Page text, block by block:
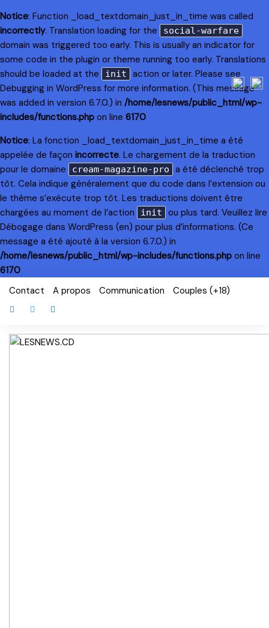
Notice: Function _load_textdomain_just_in_time was called
incorrectly. Translation loading for the social-warfare
domain was triggered too early. This is usually an indicator for
some code in the plugin or theme running too early. Translations
should be loaded at the
init
action or later. Please see
Debugging in WordPress for more information. (This message
was added in version 6.7.0.) in /home/lesnews/public_html/wp-
includes/functions.php on line 6170
Notice: La fonction _load_textdomain_just_in_time a été
appelée de façon incorrecte. Le chargement de la traduction
pour le domaine
cream-magazine-pro
a été déclenché trop
tôt. Cela indique généralement que du code dans l’extension ou
le thème s’exécute trop tôt. Les traductions doivent être
chargées au moment de l’action
init
ou plus tard. Veuillez lire
Débogage dans WordPress (en) pour plus d’informations. (Ce
message a été ajouté à la version 6.7.0.) in
/home/lesnews/public_html/wp-includes/functions.php on line
6170
Skip
content
Contact A propos Communication Couples (+18)